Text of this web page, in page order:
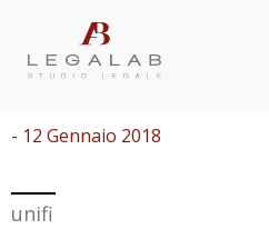
- 12 Gennaio 2018
unifi